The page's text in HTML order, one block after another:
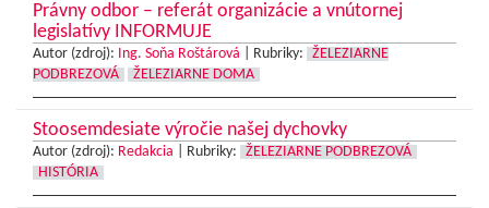
Právny odbor – referát organizácie a vnútornej
legislatívy INFORMUJE
Autor (zdroj): Ing. Soňa Roštárová Rubriky:
ŽELEZIARNE
PODBREZOVÁ
ŽELEZIARNE DOMA
Stoosemdesiate výročie našej dychovky
Autor (zdroj): Redakcia Rubriky:
ŽELEZIARNE PODBREZOVÁ
HISTÓRIA